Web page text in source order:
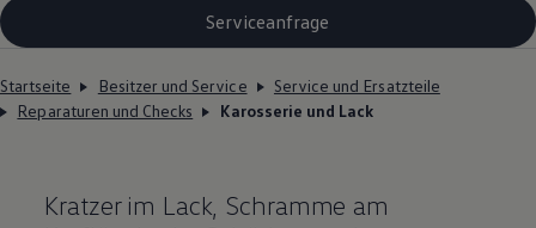
Serviceanfrage
Startseite Besitzer und Service
Service und Ersatzteile
Reparaturen und Checks
Karosserie und Lack
Kratzer im Lack, Schramme am